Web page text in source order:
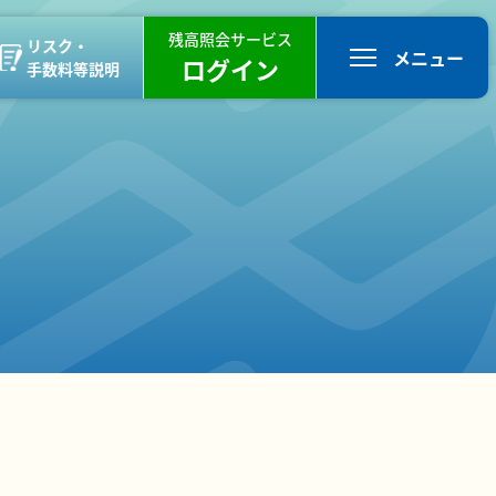
リスク・
手数料等説明
残高照会サービス
ログイン メニュー